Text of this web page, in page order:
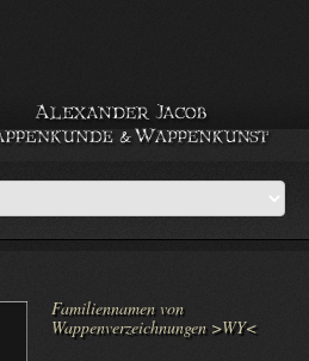
Familiennamen von
Wappenverzeichnungen >WY<